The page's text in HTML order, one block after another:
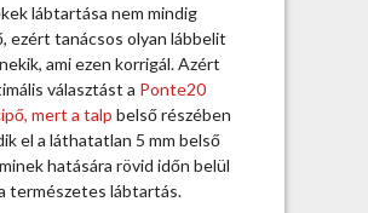
a
b
d
á
s
d
í
s
lábtartása nem mindig
ezért tanácsos olyan lábbelit
ami ezen korrigál. Azért
választást a Ponte20
mert a talp belső részében
el a láthatatlan 5 mm belső
hatására rövid időn belül
természetes lábtartás.